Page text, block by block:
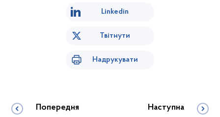
Linkedin
Твітнути
Надрукувати
Попередня Наступна